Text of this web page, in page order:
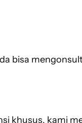
bisa
khusus, kami